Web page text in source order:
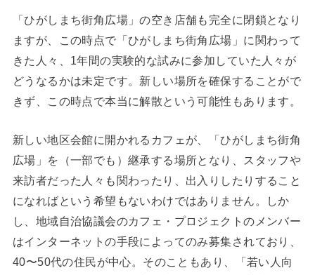
「ひがしまち街角広場」の空き店舗も完全に閉鎖となり
ますが、この時点で「ひがしまち街角広場」に関わって
きた人々、1年間の実験的な試みに参加していた人々が
どうなるかは未定です。新しい場所を確保することがで
きず、この時点で本当に解散という可能性もあります。
新しい地区会館に開かれるカフェが、「ひがしまち街角
広場」を（一部でも）継承する場所となり、スタッフや
来訪者だった人々も関わったり、出入りしたりすること
になればという希望もないわけではありません。しか
し、地域自治協議会のカフェ・プロジェクトのメンバー
はインターネットの手段によってのみ募集されており、
40〜50代の住民が中心。そのこともあり、「若い人向